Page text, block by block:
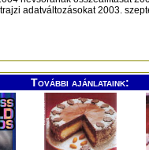
adatváltozásokat 2003.
További ajánlataink: